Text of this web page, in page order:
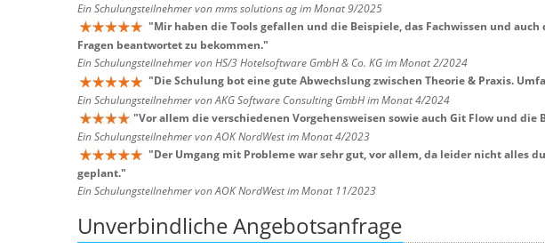
Ein Schulungsteilnehmer von mms solutions ag im Monat 9/2025
"Mir haben die Tools gefallen und die Beispiele, das Fachwissen und
Fragen beantwortet zu bekommen."
Ein Schulungsteilnehmer von HS/3 Hotelsoftware GmbH & Co. KG im Monat 2/2024
"Die Schulung bot eine gute Abwechslung zwischen Theorie & Praxis.
Ein Schulungsteilnehmer von AKG Software Consulting GmbH im Monat 4/2024
"Vor allem die verschiedenen Vorgehensweisen sowie auch Git Flow und die
Ein Schulungsteilnehmer von AOK NordWest im Monat 4/2023
"Der Umgang mit Probleme war sehr gut, vor allem, da leider nicht alles
geplant."
Ein Schulungsteilnehmer von AOK NordWest im Monat 11/2023
Unverbindliche Angebotsanfrage